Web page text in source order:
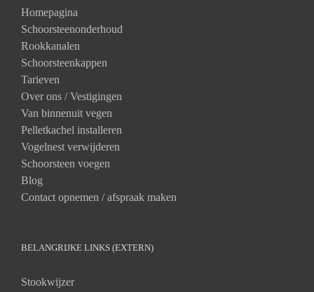
Homepagina
Schoorsteenonderhoud
Rookkanalen
Schoorsteenkappen
Tarieven
Over ons /Vestigingen
Van binnenuit vegen
Pelletkachel installeren
Vogelnest verwijderen
Schoorsteen voegen
Blog
Contact opnemen / afspraak maken
BELANGRIJKE LINKS (EXTERN)
Stookwijzer